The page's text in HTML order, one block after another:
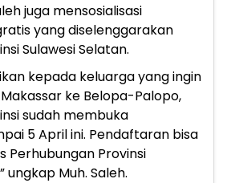
juga mensosialisasi
yang diselenggarakan
Sulawesi Selatan.
kepada keluarga yang ingin
ke Belopa-Palopo,
sudah membuka
5 April ini. Pendaftaran bisa
Perhubungan Provinsi
ungkap Muh. Saleh.